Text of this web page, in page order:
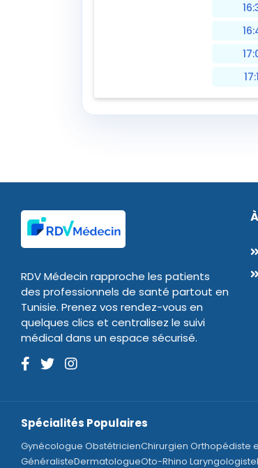
RDV Médecin rapproche les patients
des professionnels de santé partout en
Tunisie. Prenez vos rendez-vous en
quelques clics et centralisez le suivi
médical dans un espace sécurisé.
Spécialités Populaires
Gynécologue ObstétricienChirurgien Orthopédiste
GénéralisteDermatologueOto-Rhino Laryngologiste